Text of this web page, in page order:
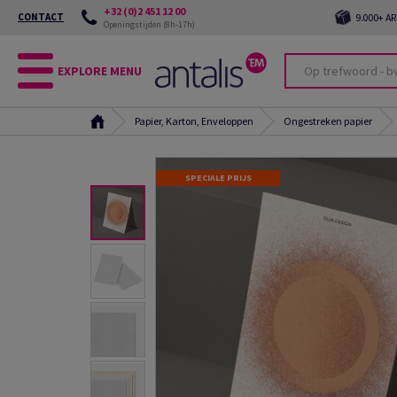
CONTACT +32 (0)2 451 12 00
Openingstijden (8h-17h) 9.000+
EXPLORE MENU
Papier, Karton, Enveloppen Ongestreken papier
SPECIALE PRIJS